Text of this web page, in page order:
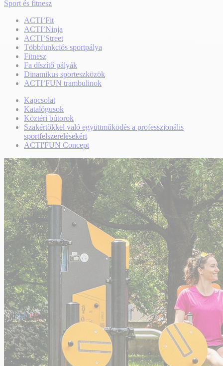
Sport és fitnesz
ACTI’Fit
ACTI’Ninja
ACTI’Street
Többfunkciós sportpálya
Fitnesz
Fa díszítő pályák
Dinamikus sporteszközök
ACTI’FUN trambulinok
Kapcsolat
Katalógusok
Köztéri bútorok
Szakértőkkel való együttműködés a professzionális
sportfelszerelésekért
ACTI'FUN Concept